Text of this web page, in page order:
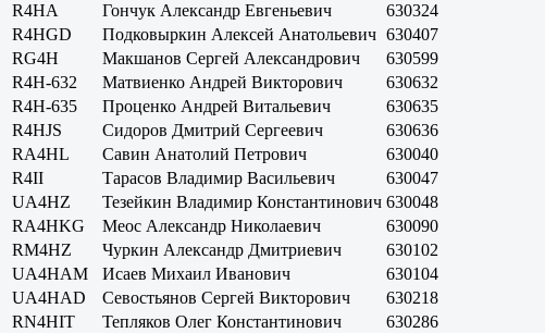
R4HA
Гончук Александр Евгеньевич
630324
R4HGD
Подковыркин Алексей Анатольевич 630407
RG4H
Макшанов Сергей Александрович
630599
R4H-632
Матвиенко Андрей Викторович
630632
R4H-635
Проценко Андрей Витальевич
630635
R4HJS
Сидоров Дмитрий Сергеевич
630636
RA4HL
Савин Анатолий Петрович
630040
R4II
Тарасов Владимир Васильевич
630047
UA4HZ
Тезейкин Владимир Константинович 630048
RA4HKG
Меос Александр Николаевич
630090
RM4HZ
Чуркин Александр Дмитриевич
630102
UA4HAM
Исаев Михаил Иванович
630104
UA4HAD
Севостьянов Сергей Викторович
630218
RN4HIT
Тепляков Олег Константинович
630286